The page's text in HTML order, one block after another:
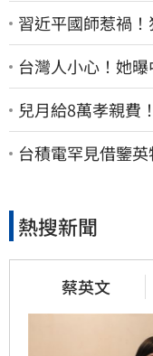
習近平國師惹禍
台灣人小心！她
兒月給8萬孝親費
原地「傷心不已」
台積電罕見借鑒
熱搜新聞
蔡英文